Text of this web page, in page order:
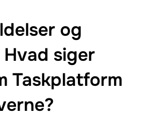
og
siger
Taskplatform